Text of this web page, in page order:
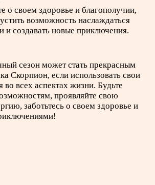
о своем здоровье и благополучии,
возможность наслаждаться
и создавать новые приключения.
сезон может стать прекрасным
Скорпион, если использовать свои
во всех аспектах жизни. Будьте
проявляйте свою
заботьтесь о своем здоровье и